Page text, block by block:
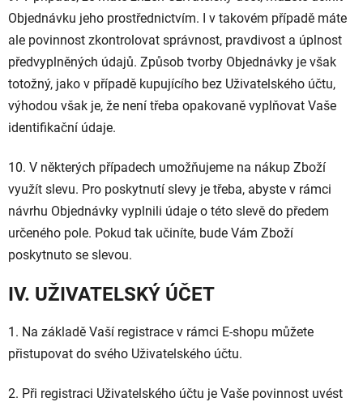
Objednávku jeho prostřednictvím. I v takovém případě máte
ale povinnost zkontrolovat správnost, pravdivost a úplnost
předvyplněných údajů. Způsob tvorby Objednávky je však
totožný, jako v případě kupujícího bez Uživatelského účtu,
výhodou však je, že není třeba opakovaně vyplňovat Vaše
identifikační údaje.
10. V některých případech umožňujeme na nákup Zboží
využít slevu. Pro poskytnutí slevy je třeba, abyste v rámci
návrhu Objednávky vyplnili údaje o této slevě do předem
určeného pole. Pokud tak učiníte, bude Vám Zboží
poskytnuto se slevou.
IV. UŽIVATELSKÝ ÚČET
1. Na základě Vaší registrace v rámci E-shopu můžete
přistupovat do svého Uživatelského účtu.
2. Při registraci Uživatelského účtu je Vaše povinnost uvést